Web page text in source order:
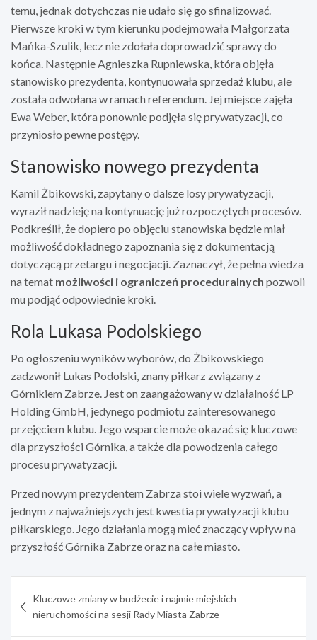
temu, jednak dotychczas nie udało się go sfinalizować.
Pierwsze kroki w tym kierunku podejmowała Małgorzata
Mańka-Szulik, lecz nie zdołała doprowadzić sprawy do
końca. Następnie Agnieszka Rupniewska, która objęła
stanowisko prezydenta, kontynuowała sprzedaż klubu, ale
została odwołana w ramach referendum. Jej miejsce zajęła
Ewa Weber, która ponownie podjęła się prywatyzacji, co
przyniosło pewne postępy.
Stanowisko nowego prezydenta
Kamil Żbikowski, zapytany o dalsze losy prywatyzacji,
wyraził nadzieję na kontynuację już rozpoczętych procesów.
Podkreślił, że dopiero po objęciu stanowiska będzie miał
możliwość dokładnego zapoznania się z dokumentacją
dotyczącą przetargu i negocjacji. Zaznaczył, że pełna wiedza
na temat możliwości i ograniczeń proceduralnych pozwoli
mu podjąć odpowiednie kroki.
Rola Lukasa Podolskiego
Po ogłoszeniu wyników wyborów, do Żbikowskiego
zadzwonił Lukas Podolski, znany piłkarz związany z
Górnikiem Zabrze. Jest on zaangażowany w działalność LP
Holding GmbH, jedynego podmiotu zainteresowanego
przejęciem klubu. Jego wsparcie może okazać się kluczowe
dla przyszłości Górnika, a także dla powodzenia całego
procesu prywatyzacji.
Przed nowym prezydentem Zabrza stoi wiele wyzwań, a
jednym z najważniejszych jest kwestia prywatyzacji klubu
piłkarskiego. Jego działania mogą mieć znaczący wpływ na
przyszłość Górnika Zabrze oraz na całe miasto.
wpisu
Kluczowe zmiany w budżecie i najmie miejskich
nieruchomości na sesji Rady Miasta Zabrze